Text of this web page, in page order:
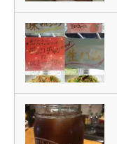
ま
す)